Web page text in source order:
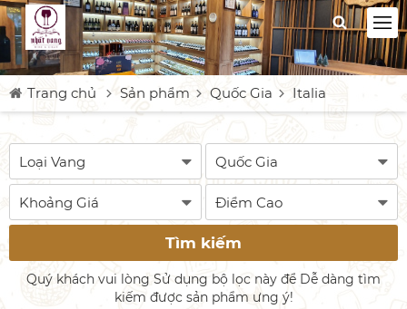
Trang chủ Sản phẩm Quốc Gia Italia
Tìm kiếm
Quý khách vui lòng Sử dụng bộ lọc này để Dễ dàng tìm
kiếm được sản phẩm ưng ý!